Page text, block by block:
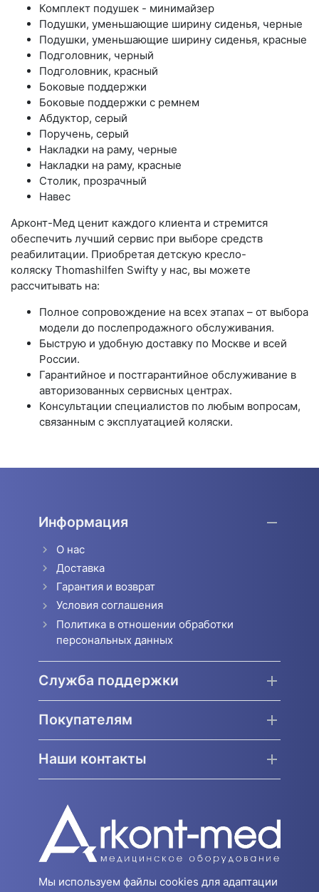
Комплект подушек - минимайзер
Подушки, уменьшающие ширину сиденья, черные
Подушки, уменьшающие ширину сиденья, красные
Подголовник, черный
Подголовник, красный
Боковые поддержки
Боковые поддержки с ремнем
Абдуктор, серый
Поручень, серый
Накладки на раму, черные
Накладки на раму, красные
Столик, прозрачный
Навес
Арконт-Мед ценит каждого клиента и стремится
обеспечить лучший сервис при выборе средств
реабилитации. Приобретая детскую кресло-
коляску Thomashilfen Swifty у нас, вы можете
рассчитывать на:
Полное сопровождение на всех этапах – от выбора
модели до послепродажного обслуживания.
Быструю и удобную доставку по Москве и всей
России.
Гарантийное и постгарантийное обслуживание в
авторизованных сервисных центрах.
Консультации специалистов по любым вопросам,
связанным с эксплуатацией коляски.
Информация
О нас
Доставка
Гарантия и возврат
Условия соглашения
Политика в отношении обработки
персональных данных
Служба поддержки
Покупателям
Наши контакты
Мы используем файлы cookies для адаптации